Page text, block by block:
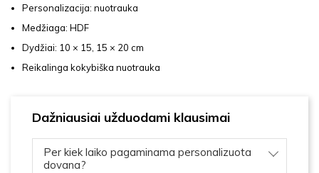
Personalizacija: nuotrauka
Medžiaga: HDF
Dydžiai: 10 × 15, 15 × 20 cm
Reikalinga kokybiška nuotrauka
Dažniausiai užduodami klausimai
Per kiek laiko pagaminama personalizuota
dovana?